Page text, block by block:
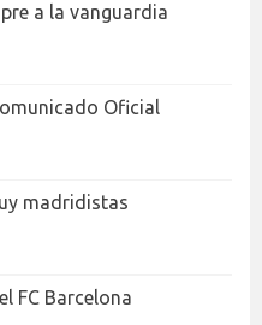
a la vanguardia
Oficial
madridistas
FC Barcelona